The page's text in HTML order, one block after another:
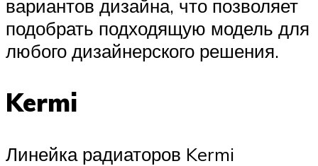
вариантов дизайна, что позволяет
подобрать подходящую модель для
любого дизайнерского решения.
Kermi
Линейка радиаторов Kermi